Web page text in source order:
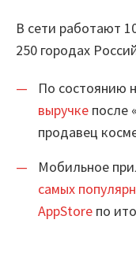
Для IT-
Готовые
В сети работают
250 городах
По состоянию
выручке после
продавец
Мобильное
самых
AppStore по